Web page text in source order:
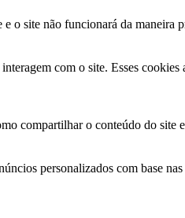
o site não funcionará da maneira
com o site. Esses
compartilhar o conteúdo do site
personalizados com base